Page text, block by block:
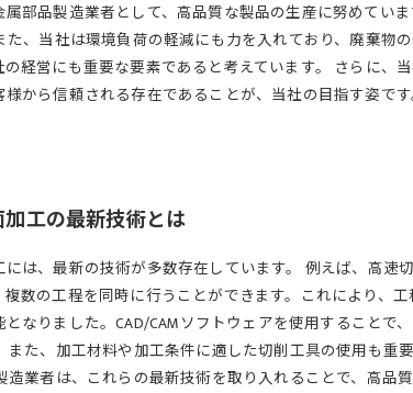
属部品製造業者として、高品質な製品の生産に努めてい
た、当社は環境負荷の軽減にも力を入れており、廃棄
経営にも重要な要素であると考えています。 さらに
様から信頼される存在であることが、当社の目指す姿で
工の最新技術とは
は、最新の技術が多数存在しています。 例えば、高
数の工程を同時に行うことができます。これにより、
なりました。CAD/CAMソフトウェアを使用すること
また、加工材料や加工条件に適した切削工具の使用も
造業者は、これらの最新技術を取り入れることで、高